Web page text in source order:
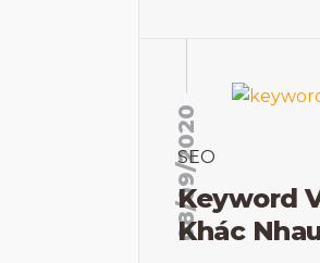
08/09/2020
SEO
Keyword
Khác